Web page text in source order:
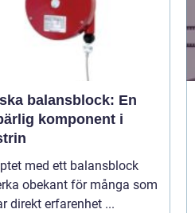
balansblock: En
komponent i
med ett balansblock
obekant för många som
direkt erfarenhet ...